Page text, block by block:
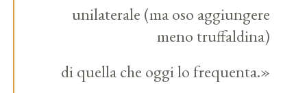
unilaterale (ma oso aggiungere
meno truffaldina)
di quella che oggi lo frequenta.»